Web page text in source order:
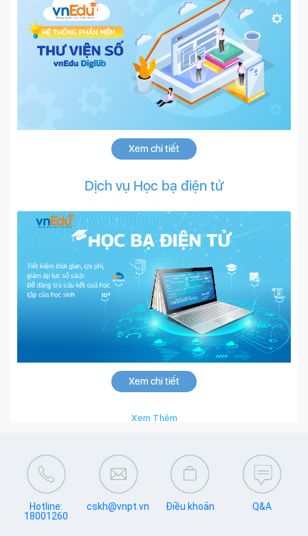
Xem chi tiết
Dịch vụ Học bạ điện tử
Xem chi tiết
Xem Thêm
Hotline:
18001260
cskh@vnpt.vn Điều khoản Q&A